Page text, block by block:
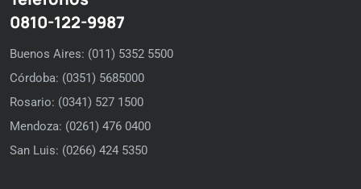
0810-122-9987
Buenos Aires: (011) 5352 5500
Córdoba: (0351) 5685000
Rosario: (0341) 527 1500
Mendoza: (0261) 476 0400
San Luis: (0266) 424 5350